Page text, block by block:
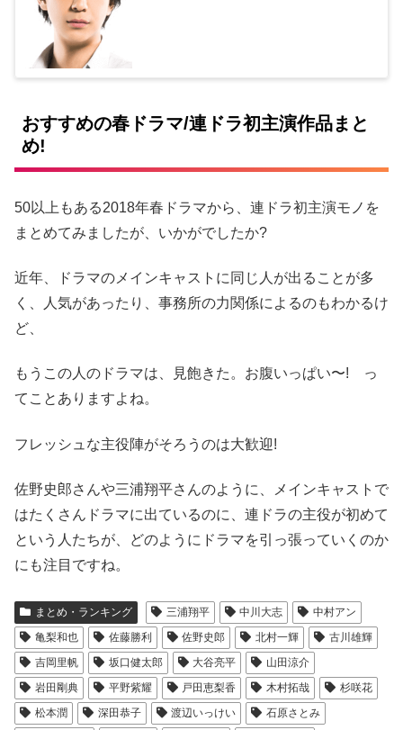
おすすめの春ドラマ/連ドラ初主演作品まと
め!
50以上もある2018年春ドラマから、連ドラ初主演モノを
まとめてみましたが、いかがでしたか?
近年、ドラマのメインキャストに同じ人が出ることが多
く、人気があったり、事務所の力関係によるのもわかるけ
ど、
もうこの人のドラマは、見飽きた。お腹いっぱい〜! っ
てことありますよね。
フレッシュな主役陣がそろうのは大歓迎!
佐野史郎さんや三浦翔平さんのように、メインキャストで
はたくさんドラマに出ているのに、連ドラの主役が初めて
という人たちが、どのようにドラマを引っ張っていくのか
にも注目ですね。
まとめ・ランキング 三浦翔平 中川大志
中村アン
亀梨和也
佐藤勝利 佐野史郎 北村一輝
古川雄輝
吉岡里帆
坂口健太郎 大谷亮平
山田涼介
岩田剛典
平野紫耀 戸田恵梨香 木村拓哉
杉咲花
松本潤
深田恭子 渡辺いっけい
石原さとみ